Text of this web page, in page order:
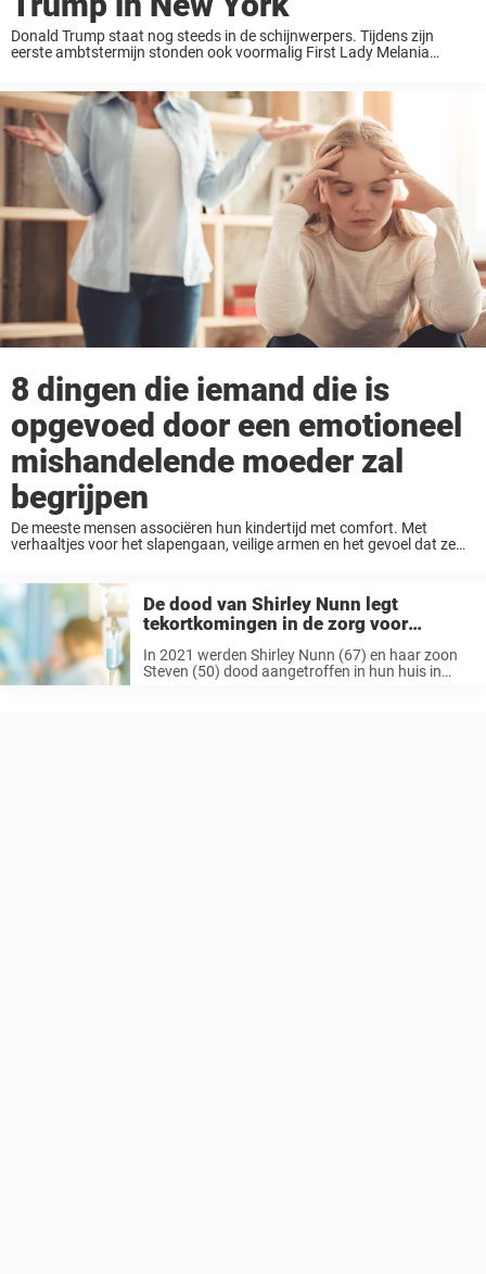
Donald Trump staat nog steeds in de schijnwerpers. Tijdens zijn
eerste ambtstermijn stonden ook voormalig First Lady Melania
8 dingen die iemand die is
opgevoed door een emotioneel
mishandelende moeder zal
begrijpen
De meeste mensen associëren hun kindertijd met comfort. Met
verhaaltjes voor het slapengaan, veilige armen en het gevoel dat ze
De dood van Shirley Nunn legt
tekortkomingen in de zorg voor
gezinnen bloot
In 2021 werden Shirley Nunn (67) en haar zoon
Steven (50) dood aangetroffen in hun huis in